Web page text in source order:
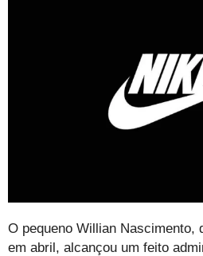
O pequeno Willian Nascimento,
em abril, alcançou um feito